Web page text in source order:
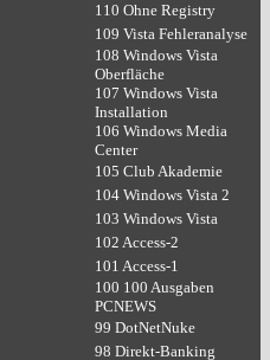
110 Ohne Registry
109 Vista Fehleranalyse
108 Windows Vista
Oberfläche
107 Windows Vista
Installation
106 Windows Media
Center
105 Club Akademie
104 Windows Vista 2
103 Windows Vista
102 Access-2
101 Access-1
100 100 Ausgaben
PCNEWS
99 DotNetNuke
98 Direkt-Banking